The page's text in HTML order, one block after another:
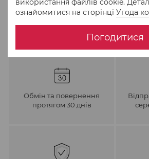
ознайомитися на сторінці Угода
Погодитися
Обмін та повернення
протягом 30 днів